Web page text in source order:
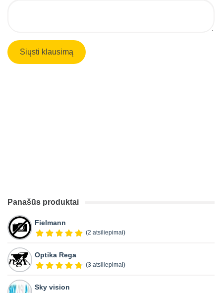
Panašūs produktai
Fielmann
(2 atsiliepimai)
Optika Rega
(3 atsiliepimai)
Sky vision